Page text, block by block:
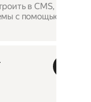
в CMS,
с помощью